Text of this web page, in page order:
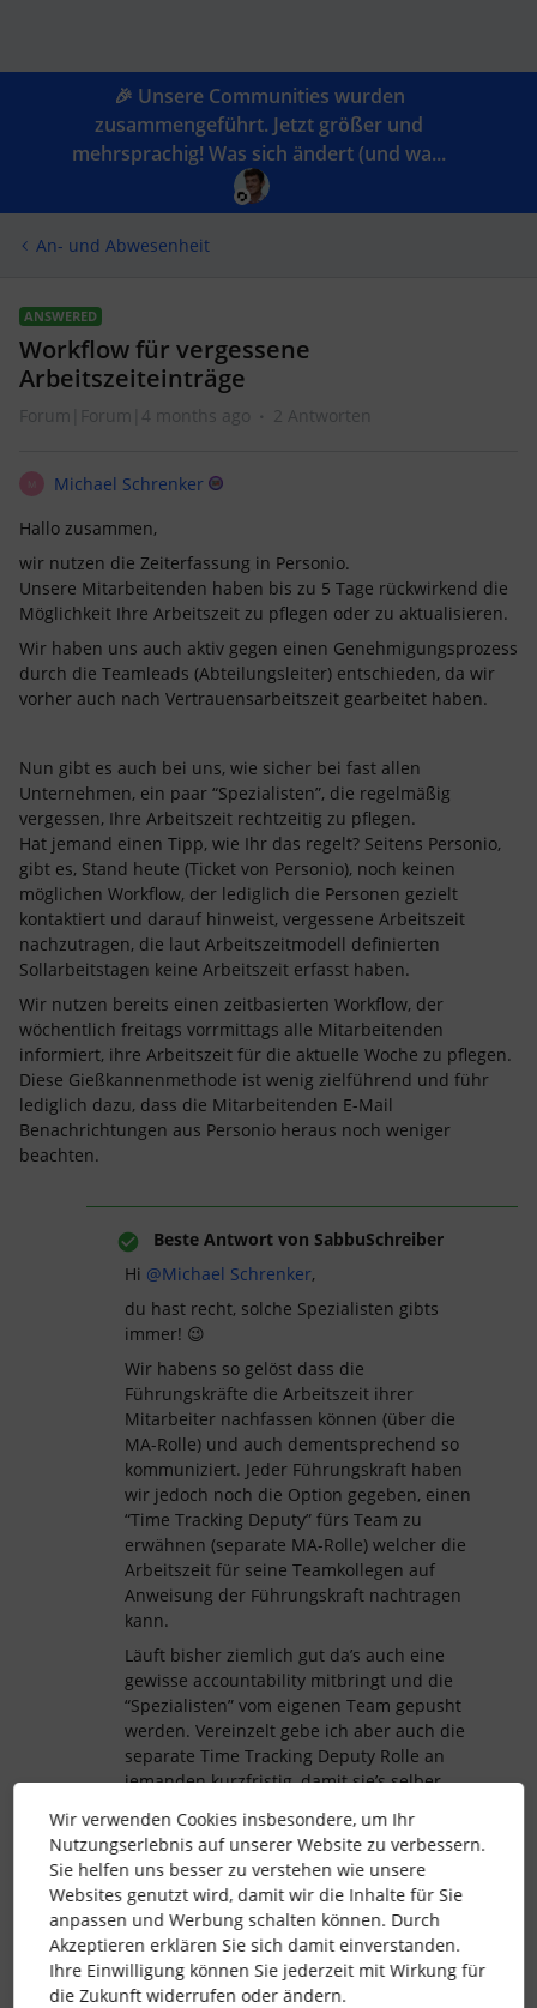
🎉 Unsere Communities wurden
zusammengeführt. Jetzt größer und
mehrsprachig! Was sich ändert (und wa...
An- und Abwesenheit
ANSWERED
Workflow für vergessene
Arbeitszeiteinträge
Forum|Forum|4 months ago 2 Antworten
M
Michael Schrenker
Hallo zusammen,
wir nutzen die Zeiterfassung in Personio.
Unsere Mitarbeitenden haben bis zu 5 Tage rückwirkend die
Möglichkeit Ihre Arbeitszeit zu pflegen oder zu aktualisieren.
Wir haben uns auch aktiv gegen einen Genehmigungsprozess
durch die Teamleads (Abteilungsleiter) entschieden, da wir
vorher auch nach Vertrauensarbeitszeit gearbeitet haben.
Nun gibt es auch bei uns, wie sicher bei fast allen
Unternehmen, ein paar “Spezialisten”, die regelmäßig
vergessen, Ihre Arbeitszeit rechtzeitig zu pflegen.
Hat jemand einen Tipp, wie Ihr das regelt? Seitens Personio,
gibt es, Stand heute (Ticket von Personio), noch keinen
möglichen Workflow, der lediglich die Personen gezielt
kontaktiert und darauf hinweist, vergessene Arbeitszeit
nachzutragen, die laut Arbeitszeitmodell definierten
Sollarbeitstagen keine Arbeitszeit erfasst haben.
Wir nutzen bereits einen zeitbasierten Workflow, der
wöchentlich freitags vorrmittags alle Mitarbeitenden
informiert, ihre Arbeitszeit für die aktuelle Woche zu pflegen.
Diese Gießkannenmethode ist wenig zielführend und führ
lediglich dazu, dass die Mitarbeitenden E-Mail
Benachrichtungen aus Personio heraus noch weniger
beachten.
Beste Antwort von SabbuSchreiber
Hi ​ @Michael Schrenker,
du hast recht, solche Spezialisten gibts
immer! 😉
Wir habens so gelöst dass die
Führungskräfte die Arbeitszeit ihrer
Mitarbeiter nachfassen können (über die
MA-Rolle) und auch dementsprechend so
kommuniziert. Jeder Führungskraft haben
wir jedoch noch die Option gegeben, einen
“Time Tracking Deputy” fürs Team zu
erwähnen (separate MA-Rolle) welcher die
Arbeitszeit für seine Teamkollegen auf
Anweisung der Führungskraft nachtragen
kann.
Läuft bisher ziemlich gut da’s auch eine
gewisse accountability mitbringt und die
“Spezialisten” vom eigenen Team gepusht
werden. Vereinzelt gebe ich aber auch die
separate Time Tracking Deputy Rolle an
jemanden kurzfristig, damit sie’s selber
Hilft das weiter? ☺️
arbeitszeit personio Zeiterfassung workflow
Wir verwenden Cookies insbesondere, um Ihr
Nutzungserlebnis auf unserer Website zu verbessern.
Sie helfen uns besser zu verstehen wie unsere
Websites genutzt wird, damit wir die Inhalte für Sie
anpassen und Werbung schalten können. Durch
Akzeptieren erklären Sie sich damit einverstanden.
Ihre Einwilligung können Sie jederzeit mit Wirkung für
die Zukunft widerrufen oder ändern.